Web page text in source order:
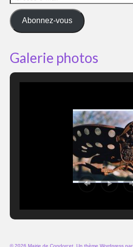
e-
mail
Abonnez-vous
Galerie photos
© 2026 Mairie de Condorcet. Un thème Wordpress par